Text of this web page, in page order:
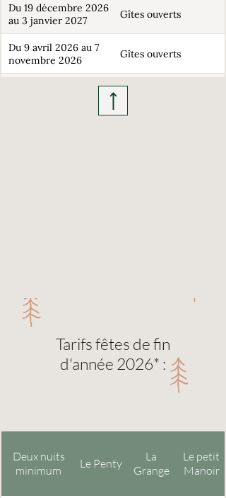
Du 19 décembre 2026
au 3 janvier 2027
Gîtes ouverts
Du 9 avril 2026 au 7
novembre 2026
Gîtes ouverts
Du 27 juin au 29 août
Tarifs fêtes de fin
d'année 2026* :
Deux nuits
minimum
Le Penty
La
Grange
Le petit
Manoir